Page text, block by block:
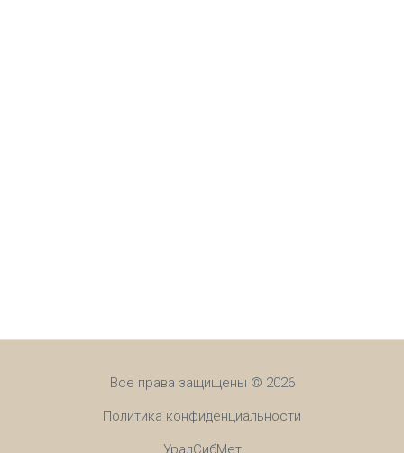
Все права защищены © 2026
Политика конфиденциальности
УралСибМет